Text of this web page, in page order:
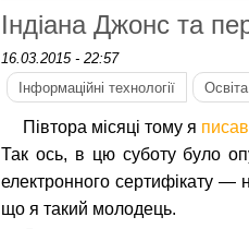
Індіана Джонс та
16.03.2015 - 22:57
Інформаційні технології
Освіта
Півтора місяці тому я писав
Так ось, в цю суботу було
електронного сертифікату —
що я такий молодець.